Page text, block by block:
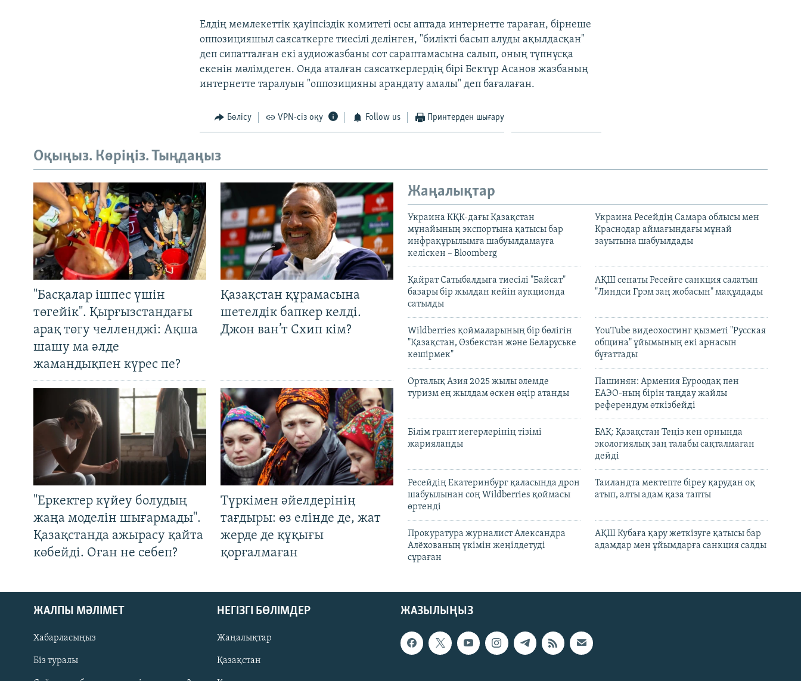
Елдің мемлекеттік қауіпсіздік комитеті осы аптада интернетте тараған, бірнеше
оппозицияшыл саясаткерге тиесілі делінген, "билікті басып алуды ақылдасқан"
деп сипатталған екі аудиожазбаны сот сараптамасына салып, оның түпнұсқа
екенін мәлімдеген. Онда аталған саясаткерлердің бірі Бектұр Асанов жазбаның
интернетте таралуын "оппозицияны арандату амалы" деп бағалаған.
Бөлісу VPN-сіз оқу Follow us Принтерден шығару
Оқыңыз. Көріңіз. Тыңдаңыз
"Басқалар ішпес үшін
төгейік". Қырғызстандағы
арақ төгу челленджі: Ақша
шашу ма әлде
жамандықпен күрес пе?
Қазақстан құрамасына
шетелдік бапкер келді.
Джон ван’т Схип кім?
"Еркектер күйеу болудың
жаңа моделін шығармады".
Қазақстанда ажырасу қайта
көбейді. Оған не себеп?
Түркімен әйелдерінің
тағдыры: өз елінде де, жат
жерде де құқығы
қорғалмаған
Жаңалықтар
Украина КҚК-дағы Қазақстан
мұнайының экспортына қатысы бар
инфрақұрылымға шабуылдамауға
келіскен – Bloomberg
Украина Ресейдің Самара облысы мен
Краснодар аймағындағы мұнай
зауытына шабуылдады
Қайрат Сатыбалдыға тиесілі "Байсат"
базары бір жылдан кейін аукционда
сатылды
АҚШ сенаты Ресейге санкция салатын
"Линдси Грэм заң жобасын" мақұлдады
Wildberries қоймаларының бір бөлігін
"Қазақстан, Өзбекстан және Беларуське
көшірмек"
YouTube видеохостинг қызметі "Русская
община" ұйымының екі арнасын
бұғаттады
Орталық Азия 2025 жылы әлемде
туризм ең жылдам өскен өңір атанды
Пашинян: Армения Еуроодақ пен
ЕАЭО-ның бірін таңдау жайлы
референдум өткізбейді
Білім грант иегерлерінің тізімі
жарияланды
БАҚ: Қазақстан Теңіз кен орнында
экологиялық заң талабы сақталмаған
дейді
Ресейдің Екатеринбург қаласында дрон
шабуылынан соң Wildberries қоймасы
өртенді
Таиландта мектепте біреу қарудан оқ
атып, алты адам қаза тапты
Прокуратура журналист Александра
Алёхованың үкімін жеңілдетуді
сұраған
АҚШ Кубаға қару жеткізуге қатысы бар
адамдар мен ұйымдарға санкция салды
ЖАЗЫЛЫҢЫЗ
ЖАЛПЫ МӘЛІМЕТ
Хабарласыңыз
Біз туралы
НЕГІЗГІ БӨЛІМДЕР
Жаңалықтар
Қазақстан